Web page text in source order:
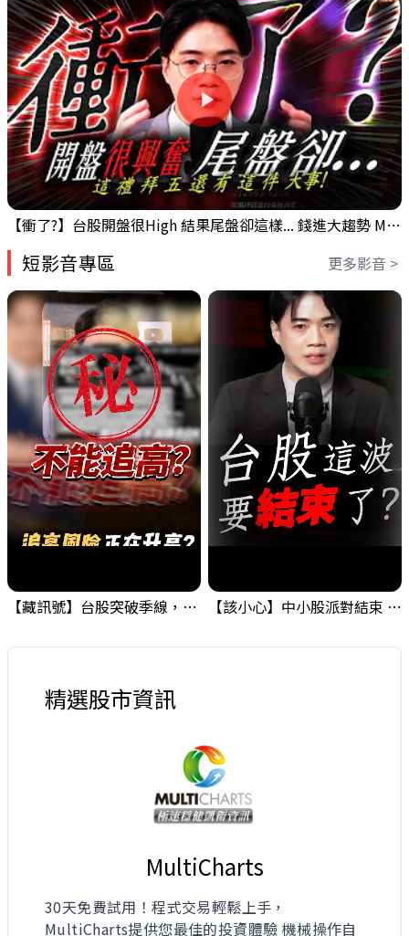
【衝了?】台股開盤很High 結果尾盤卻這樣... 錢進大趨勢 Mr.智霖 陳 2026/08/05
短影音專區 更多影音 >
【藏訊號】台股突破季線，週一我提醒了這個關鍵訊號 【該小心】中小股派對結束 ? 關鍵訊號都指向...
精選股市資訊
MultiCharts
30天免費試用！程式交易輕鬆上手，
MultiCharts提供您最佳的投資體驗 機械操作自